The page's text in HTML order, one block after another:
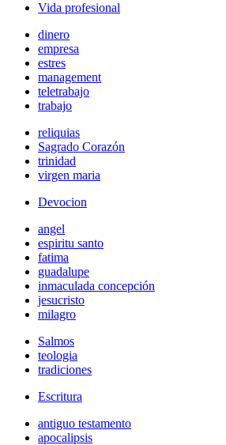
Vida profesional
dinero
empresa
estres
management
teletrabajo
trabajo
reliquias
Sagrado Corazón
trinidad
virgen maria
Devocion
angel
espiritu santo
fatima
guadalupe
inmaculada concepción
jesucristo
milagro
Salmos
teologia
tradiciones
Escritura
antiguo testamento
apocalipsis